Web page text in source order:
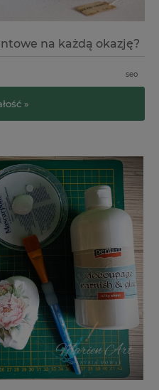
na każdą okazję?
seo
»